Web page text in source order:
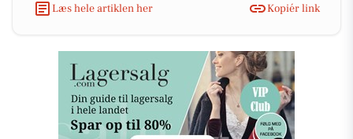
Læs hele artiklen her
Kopiér link